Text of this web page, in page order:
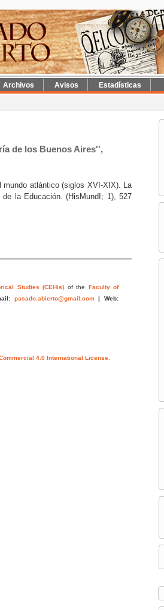
Archivos Avisos Estadísticas
de los Buenos Aires'',
mundo atlántico (siglos XVI-XIX). La
la Educación. (HisMundI; 1), 527
Studies (CEHis) of the Faculty of
pasado.abierto@gmail.com|Web:
4.0 International License.